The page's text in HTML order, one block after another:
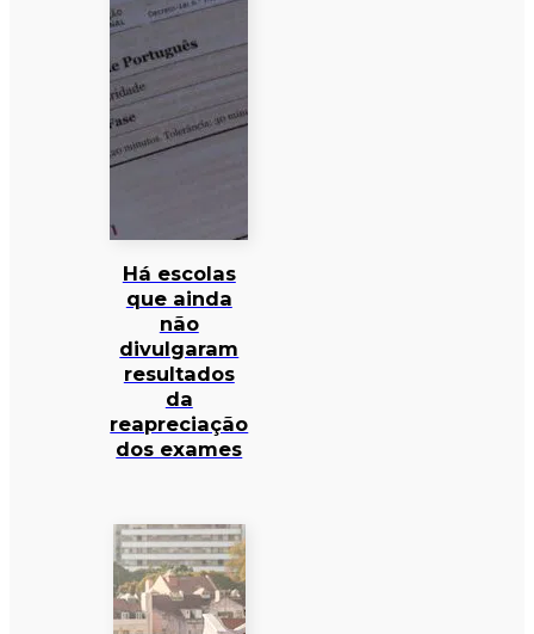
Há escolas
que ainda
não
divulgaram
resultados
da
reapreciação
dos exames